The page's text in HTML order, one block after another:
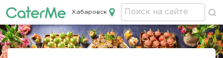
Кейтеринг в Хабаровске
Хабаровск
Строка